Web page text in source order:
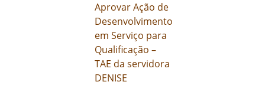
Aprovar Ação de
Desenvolvimento
em Serviço para
Qualificação –
TAE da servidora
DENISE